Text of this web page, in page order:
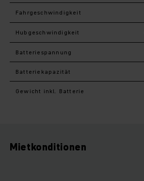
Fahr­geschwindigkeit
Hub­geschwindigkeit
Batteriespannung
Batteriekapazität
Gewicht inkl. Batterie
Mietkonditionen